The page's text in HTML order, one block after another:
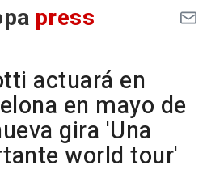
press
actuará en
en mayo de
gira 'Una
world tour'